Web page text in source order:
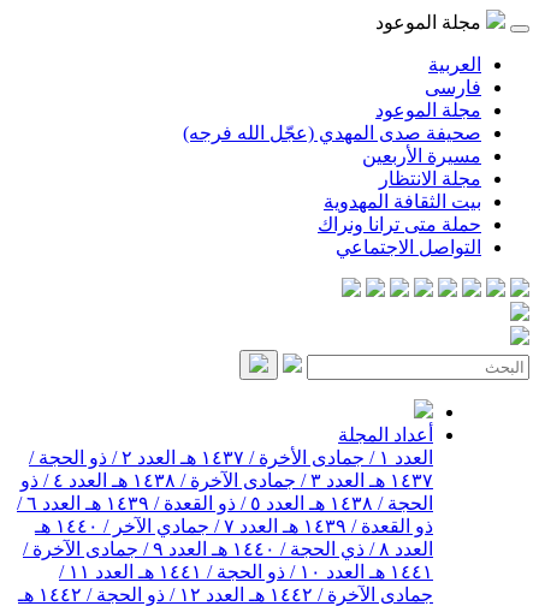
مجلة الموعود
العربية
فارسی
مجلة الموعود
صحيفة صدى المهدي (عجّل الله فرجه)
مسيرة الأربعين
مجلة الانتظار
بيت الثقافة المهدوية
حملة متى ترانا ونراك
التواصل الاجتماعي
أعداد المجلة
العدد ١ / جمادى الأخرة / ١٤٣٧ هـ
العدد ٢ / ذو الحجة /
١٤٣٧ هـ
العدد ٣ / جمادى الآخرة / ١٤٣٨ هـ
العدد ٤ / ذو
الحجة / ١٤٣٨ هـ
العدد ٥ / ذو القعدة / ١٤٣٩ هـ
العدد ٦ /
ذو القعدة / ١٤٣٩ هـ
العدد ٧ / جمادي الآخر / ١٤٤٠ هـ
العدد ٨ / ذي الحجة / ١٤٤٠ هـ
العدد ٩ / جمادى الآخرة /
١٤٤١ هـ
العدد ١٠ / ذو الحجة / ١٤٤١ هـ
العدد ١١ /
جمادى الآخرة / ١٤٤٢ هـ
العدد ١٢ / ذو الحجة / ١٤٤٢ هـ